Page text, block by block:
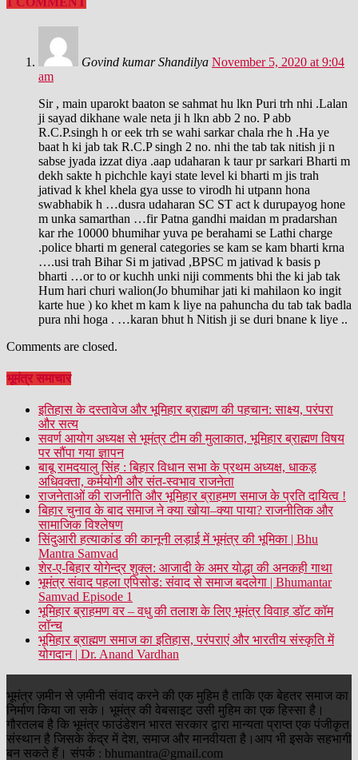
Govind kumar Shandilya November 5, 2020 at 9:04
am
Sir , main uparokt baaton se sahmat hu lkn Puri trh nhi .Lalan
ji sayad dikhane wale neta ji h lkn abb 2 no. P abb
R.C.P.singh h or eek trh se wahi sarkar chala rhe h .Ha ye
baat h ki jab tak R.C.P singh 2 no. nhi the tab tak nitish ji n
sabse jyada izzat diya .aap udaharan k taur pr sarkari Bharti m
dekh sakte h pichchle kayi state level ki bharti m jis trah
jativad k khel khela gya usse to virodh hi utpann hona
swabhabik h …dusra udaharan SC ST act k durupayog hone
m unka samarthan …fir Patna gandhi maidan m pradarshan
kar rhe 10000 bhumihar yuva pe berahami se Lathi charge
.police bharti m general categories se kam se kam bharti krna
….usi trah Bihar Si m jativad ,BPSC m jativad k basis p
bharti …or to or kuchh unki niji comments bhi the ki jab tak
Hum hari churi walion(Jo bhumihar jati ki mahilaon ko ingit
karte hue ) ko khet m kam k liye na pahuncha du tab tak badla
pura nhi hoga . …karan bhut h Nitish ji se duri bnane k liye ..
Comments are closed.
भूमंत्र समाचार
इतिहास के दस्तावेज और भूमिहार ब्राह्मण की पहचान: साक्ष्य, परंपरा
और सत्य
सवर्ण आयोग अध्यक्ष से भूमंत्र टीम की मुलाकात, भूमिहार ब्राह्मण विषय
पर सौंपा गया ज्ञापन
बाबू रामदयालु सिंह : बिहार विधान सभा के प्रथम अध्यक्ष, धाकड़
अधिवक्ता, कर्मयोगी और संत-स्वभाव राजनेता
राजनेताओं की राजनीति और भूमिहार ब्राहमण समाज के प्रति दायित्व !
बिहार चुनाव के बाद समाज ने क्या खोया–क्या पाया? राजनीतिक और
सामाजिक विश्लेषण
सिंदुआरी हत्याकांड की कानूनी लड़ाई में भूमंत्र की भूमिका | Bhu
Mantra Samvad
शेर-ए-बिहार योगेन्द्र शुक्ल: आजादी के अमर योद्धा की अनकही गाथा
भूमंत्र संवाद पहला एपिसोड: संवाद से समाज बदलेगा | Bhumantar
Samvad Episode 1
भूमिहार ब्राहमण वर – वधु की तलाश के लिए भूमंत्र विवाह डॉट कॉम
लॉन्च
भूमिहार ब्राह्मण समाज का इतिहास, परंपराएं और भारतीय संस्कृति में
योगदान | Dr. Anand Vardhan
भूमंत्र ज़मीन से ज़मीनी संवाद करने की एक मुहिम है ताकि एक बेहतर समाज का
निर्माण किया जा सके। भूमंत्र की वेबसाइट उसी मुहिम का एक हिस्सा है।
गौरतलब है कि भूमंत्र फाउंडेशन भारत सरकार द्वारा मान्यता प्राप्त एक पंजीकृत
संस्थान है जिसके केंद्र में देश, समाज और मानवीयता है।आप भी इसके सहभागी
बन सकते हैं। संपर्क : bhumantra@gmail.com